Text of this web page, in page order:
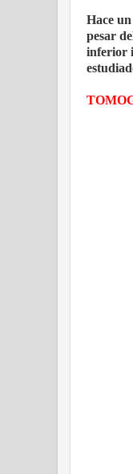
Hace
pesar
inferior